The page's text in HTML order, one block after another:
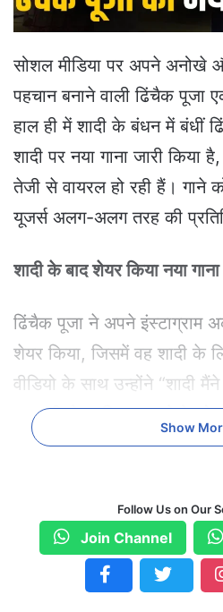
सोशल मीडिया पर अपने अनोखे
पहचान बनाने वाली ढिंचैक पूजा
हाल ही में शादी के बंधन में बंधीं
शादी पर नया गाना जारी किया
तेजी से वायरल हो रही हैं। गाने
यूजर्स अलग-अलग तरह की
शादी के बाद शेयर किया नया गाना
ढिंचैक पूजा ने अपने इंस्टाग्राम
शेयर किया, जिसमें वह शादी के
वीडियो के साथ उन्होंने “शादी
गाना भी शेयर किया। गाने के
आज, मांग मैंने भर ली आज…”।
इससे पहले उन्होंने अपनी शादी
किए थे, जिन्हें कई लोगों ने
हालांकि बाद में उन्होंने साफ
Show
Follow Us on Our
Join Channel